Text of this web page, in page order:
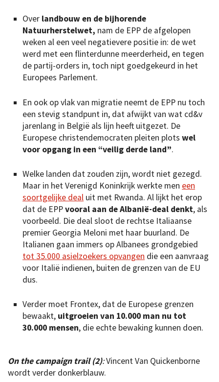
Over landbouw en de bijhorende
Natuurherstelwet, nam de EPP de afgelopen
weken al een veel negatievere positie in: de wet
werd met een flinterdunne meerderheid, en tegen
de partij-orders in, toch nipt goedgekeurd in het
Europees Parlement.
En ook op vlak van migratie neemt de EPP nu toch
een stevig standpunt in, dat afwijkt van wat cd&v
jarenlang in België als lijn heeft uitgezet. De
Europese christendemocraten pleiten plots wel
voor opgang in een “veilig derde land”.
Welke landen dat zouden zijn, wordt niet gezegd.
Maar in het Verenigd Koninkrijk werkte men een
soortgelijke deal uit met Rwanda. Al lijkt het erop
dat de EPPvooral aan de Albanië-deal denkt, als
voorbeeld. Die deal sloot de rechtse Italiaanse
premier Georgia Meloni met haar buurland. De
Italianen gaan immers op Albanees grondgebied
tot 35.000 asielzoekers opvangen die een aanvraag
voor Italië indienen, buiten de grenzen van de EU
dus.
Verder moet Frontex, dat de Europese grenzen
bewaakt, uitgroeien van 10.000 man nu tot
30.000 mensen, die echte bewaking kunnen doen.
On the campaign trail (2):Vincent Van Quickenborne
wordt verder donkerblauw.